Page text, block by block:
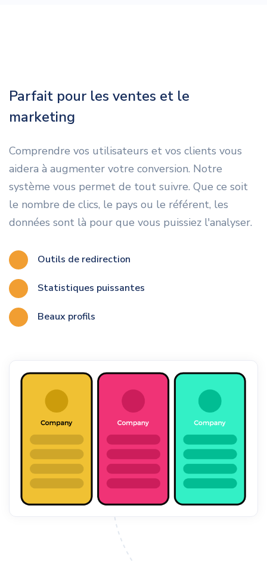
Parfait pour les ventes et le
marketing
Comprendre vos utilisateurs et vos clients vous
aidera à augmenter votre conversion. Notre
système vous permet de tout suivre. Que ce soit
le nombre de clics, le pays ou le référent, les
données sont là pour que vous puissiez l'analyser.
Outils de redirection
Statistiques puissantes
Beaux profils